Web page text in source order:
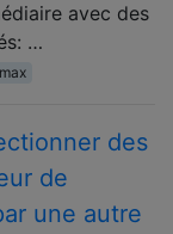
avec des
…
max
des
de
une autre